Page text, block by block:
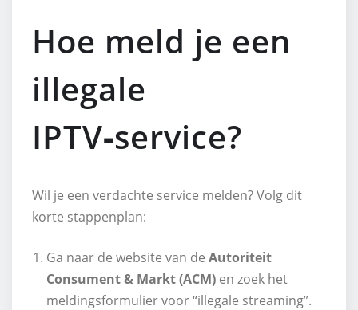
Hoe meld je een
illegale
IPTV‑service?
Wil je een verdachte service melden? Volg dit
korte stappenplan:
Ga naar de website van de Autoriteit
Consument & Markt (ACM) en zoek het
meldingsformulier voor “illegale streaming”.